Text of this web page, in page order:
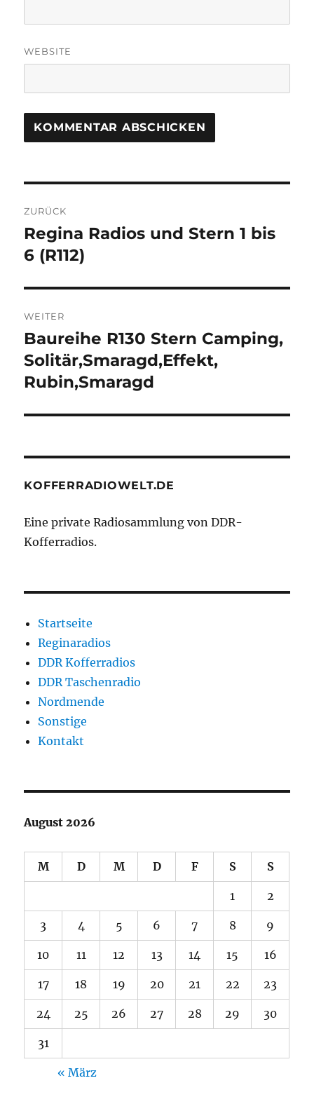
WEBSITE
ZURÜCK
Vorheriger
Beitrag:
Regina Radios und Stern 1 bis
6 (R112)
WEITER
Nächster
Beitrag:
Baureihe R130 Stern Camping,
Solitär,Smaragd,Effekt,
Rubin,Smaragd
KOFFERRADIOWELT.DE
Eine private Radiosammlung von DDR-
Kofferradios.
Startseite
Reginaradios
DDR Kofferradios
DDR Taschenradio
Nordmende
Sonstige
Kontakt
August 2026
M D M D F S S
1 2
3 4 5 6 7 8 9
10 11 12 13 14 15 16
17 18 19 20 21 22 23
24 25 26 27 28 29 30
31
« März